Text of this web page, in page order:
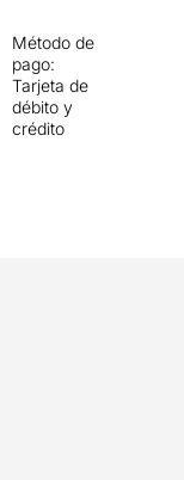
Método de
pago:
Tarjeta de
débito y
crédito